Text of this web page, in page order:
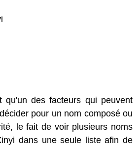
qu'un des facteurs qui peuvent
pour un nom composé ou
le fait de voir plusieurs noms
dans une seule liste afin de